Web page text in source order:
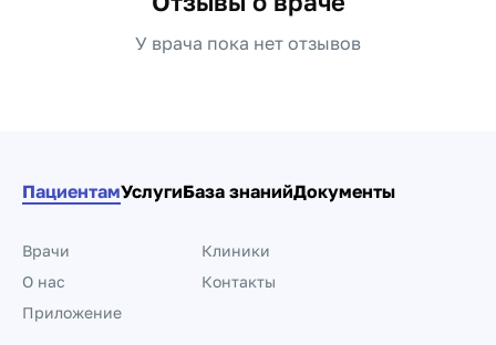
У врача пока нет отзывов
ПациентамУслугиБаза знанийДокументы
Врачи
Клиники
О нас
Контакты
Приложение